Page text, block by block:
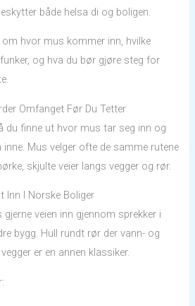
både helsa di og boligen.
hvor mus kommer inn, hvilke
og hva du bør gjøre steg for
Omfanget Før Du Tetter
du finne ut hvor mus tar seg inn og
inne. Mus velger ofte de samme rutene
skjulte veier langs vegger og rør.
Inn I Norske Boliger
veien inn gjennom sprekker i
bygg. Hull rundt rør der vann- og
er en annen klassiker.